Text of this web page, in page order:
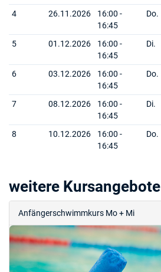
4 26.11.2026
16:00 -
16:45
Do.
5 01.12.2026
16:00 -
16:45
Di.
6 03.12.2026
16:00 -
16:45
Do.
7 08.12.2026
16:00 -
16:45
Di.
8 10.12.2026
16:00 -
16:45
Do.
weitere Kursangebote
Anfängerschwimmkurs Mo + Mi